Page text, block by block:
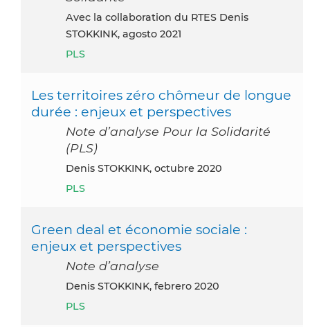
avec la collaboration du RTES Denis
STOKKINK, agosto 2021
PLS
Les territoires zéro chômeur de longue
durée : enjeux et perspectives
Note d’analyse Pour la Solidarité
(PLS)
Denis STOKKINK, octubre 2020
PLS
Green deal et économie sociale :
enjeux et perspectives
Note d’analyse
Denis STOKKINK, febrero 2020
PLS